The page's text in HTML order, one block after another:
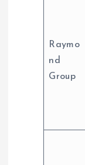
Raymo
nd
Group